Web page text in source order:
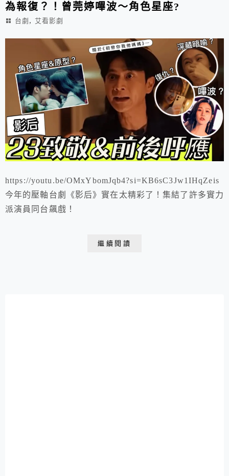
為報復？！曾莞婷嗶波～角色星座?
台劇 , 艾看影劇
https://youtu.be/OMxYbomJqb4?si=KB6sC3Jw1IHqZeis
今年的壓軸台劇《影后》實在太精彩了！集結了許多實力
派演員同台飆戲！
繼續閱讀